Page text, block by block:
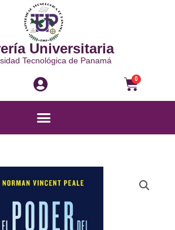
Universitaria
Tecnológica de Panamá
0
Menú